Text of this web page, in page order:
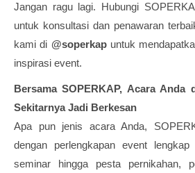
Jangan ragu lagi. Hubungi
untuk konsultasi dan penawaran
kami di @soperkapuntuk
inspirasi event.
Bersama SOPERKAP, Acara Anda
Sekitarnya Jadi Berkesan
Apa pun jenis acara Anda,
dengan perlengkapan event
seminar hingga pesta pernikahan,